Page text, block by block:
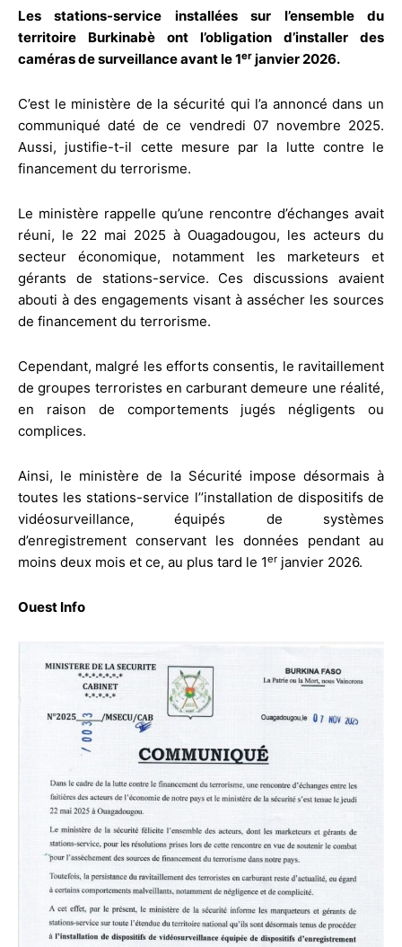
Les stations-service installées sur l’ensemble du
territoire Burkinabè ont l’obligation d’installer des
caméras de surveillance avant le 1er janvier 2026.
C’est le ministère de la sécurité qui l’a annoncé dans un
communiqué daté de ce vendredi 07 novembre 2025.
Aussi, justifie-t-il cette mesure par la lutte contre le
financement du terrorisme.
Le ministère rappelle qu’une rencontre d’échanges avait
réuni, le 22 mai 2025 à Ouagadougou, les acteurs du
secteur économique, notamment les marketeurs et
gérants de stations-service. Ces discussions avaient
abouti à des engagements visant à assécher les sources
de financement du terrorisme.
Cependant, malgré les efforts consentis, le ravitaillement
de groupes terroristes en carburant demeure une réalité,
en raison de comportements jugés négligents ou
complices.
Ainsi, le ministère de la Sécurité impose désormais à
toutes les stations-service l’’installation de dispositifs de
vidéosurveillance, équipés de systèmes
d’enregistrement conservant les données pendant au
moins deux mois et ce, au plus tard le 1er janvier 2026.
Ouest Info